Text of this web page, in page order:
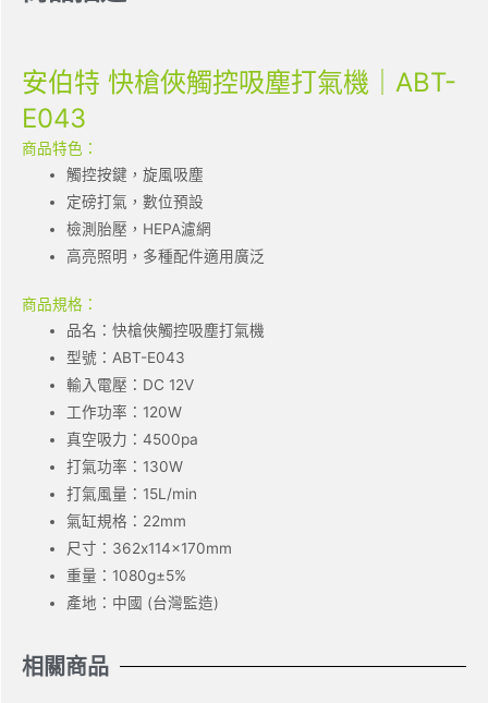
安伯特 快槍俠觸控吸塵打氣機｜ABT-
E043
商品特色：
觸控按鍵，旋風吸塵
定磅打氣，數位預設
檢測胎壓，HEPA濾網
高亮照明，多種配件適用廣泛
商品規格：
品名：快槍俠觸控吸塵打氣機
型號：ABT-E043
輸入電壓：DC 12V
工作功率：120W
真空吸力：4500pa
打氣功率：130W
打氣風量：15L/min
氣缸規格：22mm
尺寸：362x114x170mm
重量：1080g±5%
產地：中國 (台灣監造)
相關商品